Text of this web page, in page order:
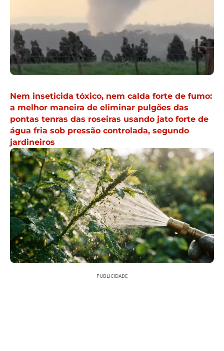
Nem inseticida tóxico, nem calda forte de fumo:
a melhor maneira de eliminar pulgões das
pontas tenras das roseiras usando jato forte de
água fria sob pressão controlada, segundo
jardineiros
PUBLICIDADE